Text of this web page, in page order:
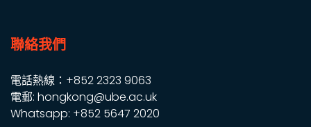
聯絡我們
電話熱線：+852 2323 9063
電郵: hongkong@ube.ac.uk
Whatsapp: +852 5647 2020